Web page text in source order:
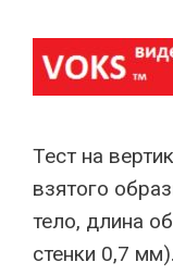
Тест на
взятого
тело, длина
стенки 0,7 мм).